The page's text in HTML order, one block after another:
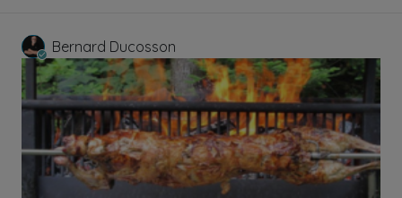
Bernard Ducosson